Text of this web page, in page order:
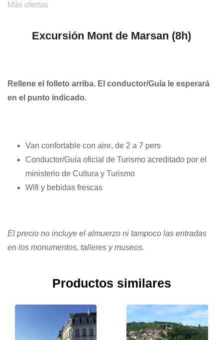
Más ofertas
Excursión Mont de Marsan (8h)
Rellene el folleto arriba. El conductor/Guía le esperará
en el punto indicado.
Van confortable con aire, de 2 a 7 pers
Conductor/Guía oficial de Turismo acreditado por el
ministerio de Cultura y Turismo
Wifi y bebidas frescas
El precio no incluye el almuerzo ni tampoco las entradas
en los monumentos, talleres y museos.
Productos similares